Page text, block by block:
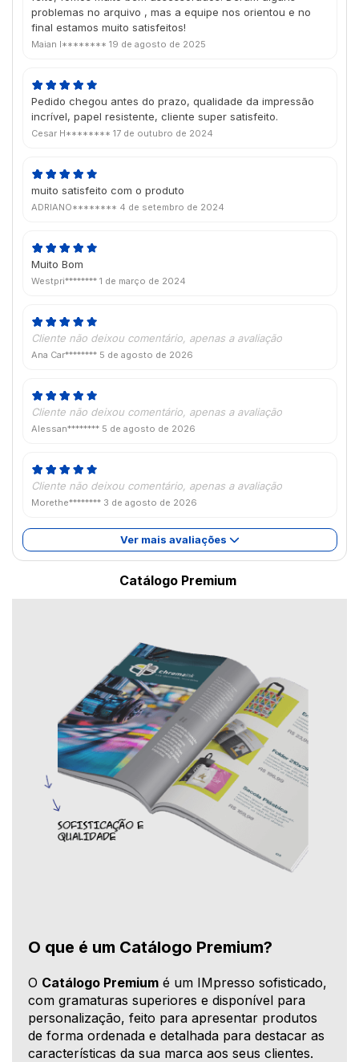
problemas no arquivo , mas a equipe nos orientou e no
final estamos muito satisfeitos!
Maian I******** 19 de agosto de 2025
Pedido chegou antes do prazo, qualidade da impressão
incrível, papel resistente, cliente super satisfeito.
Cesar H******** 17 de outubro de 2024
muito satisfeito com o produto
ADRIANO******** 4 de setembro de 2024
Muito Bom
Westpri******** 1 de março de 2024
Cliente não deixou comentário, apenas a avaliação
Ana Car******** 5 de agosto de 2026
Cliente não deixou comentário, apenas a avaliação
Alessan******** 5 de agosto de 2026
Cliente não deixou comentário, apenas a avaliação
Morethe******** 3 de agosto de 2026
Ver mais avaliações
Catálogo Premium
O que é um Catálogo Premium?
O Catálogo Premium é um IMpresso sofisticado,
com gramaturas superiores e disponível para
personalização, feito para apresentar produtos
de forma ordenada e detalhada para destacar as
características da sua marca aos seus clientes.